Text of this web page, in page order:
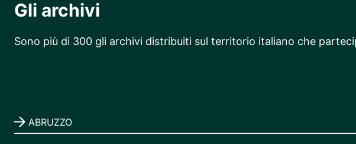
Gli archivi
Sono più di 300 gli archivi distribuiti sul territorio italiano che
ABRUZZO